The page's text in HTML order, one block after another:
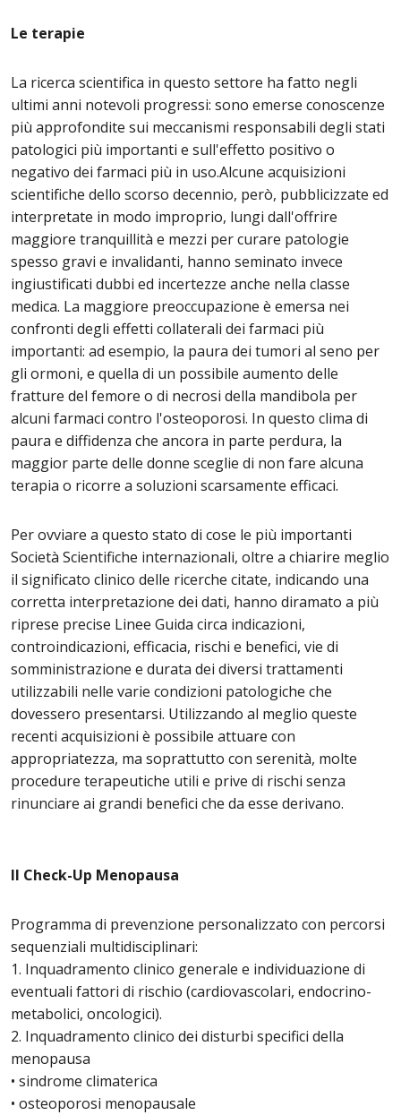
Le terapie
La ricerca scientifica in questo settore ha fatto negli
ultimi anni notevoli progressi: sono emerse conoscenze
più approfondite sui meccanismi responsabili degli stati
patologici più importanti e sull'effetto positivo o
negativo dei farmaci più in uso.Alcune acquisizioni
scientifiche dello scorso decennio, però, pubblicizzate ed
interpretate in modo improprio, lungi dall'offrire
maggiore tranquillità e mezzi per curare patologie
spesso gravi e invalidanti, hanno seminato invece
ingiustificati dubbi ed incertezze anche nella classe
medica. La maggiore preoccupazione è emersa nei
confronti degli effetti collaterali dei farmaci più
importanti: ad esempio, la paura dei tumori al seno per
gli ormoni, e quella di un possibile aumento delle
fratture del femore o di necrosi della mandibola per
alcuni farmaci contro l'osteoporosi. In questo clima di
paura e diffidenza che ancora in parte perdura, la
maggior parte delle donne sceglie di non fare alcuna
terapia o ricorre a soluzioni scarsamente efficaci.
Per ovviare a questo stato di cose le più importanti
Società Scientifiche internazionali, oltre a chiarire meglio
il significato clinico delle ricerche citate, indicando una
corretta interpretazione dei dati, hanno diramato a più
riprese precise Linee Guida circa indicazioni,
controindicazioni, efficacia, rischi e benefici, vie di
somministrazione e durata dei diversi trattamenti
utilizzabili nelle varie condizioni patologiche che
dovessero presentarsi. Utilizzando al meglio queste
recenti acquisizioni è possibile attuare con
appropriatezza, ma soprattutto con serenità, molte
procedure terapeutiche utili e prive di rischi senza
rinunciare ai grandi benefici che da esse derivano.
Il Check-Up Menopausa
Programma di prevenzione personalizzato con percorsi
sequenziali multidisciplinari:
1. Inquadramento clinico generale e individuazione di
eventuali fattori di rischio (cardiovascolari, endocrino-
metabolici, oncologici).
2. Inquadramento clinico dei disturbi specifici della
menopausa
• sindrome climaterica
• osteoporosi menopausale